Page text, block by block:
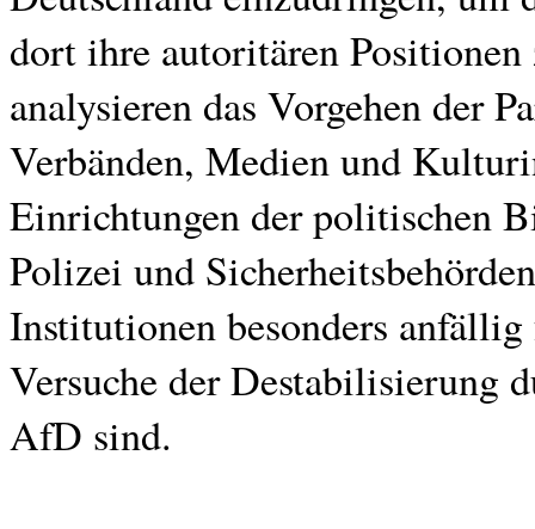
dort ihre autoritären
analysieren das Vorgehen der
Verbänden, Medien und
Einrichtungen der politischen
Polizei und
Institutionen besonders
Versuche der Destabilisierung
AfD sind.